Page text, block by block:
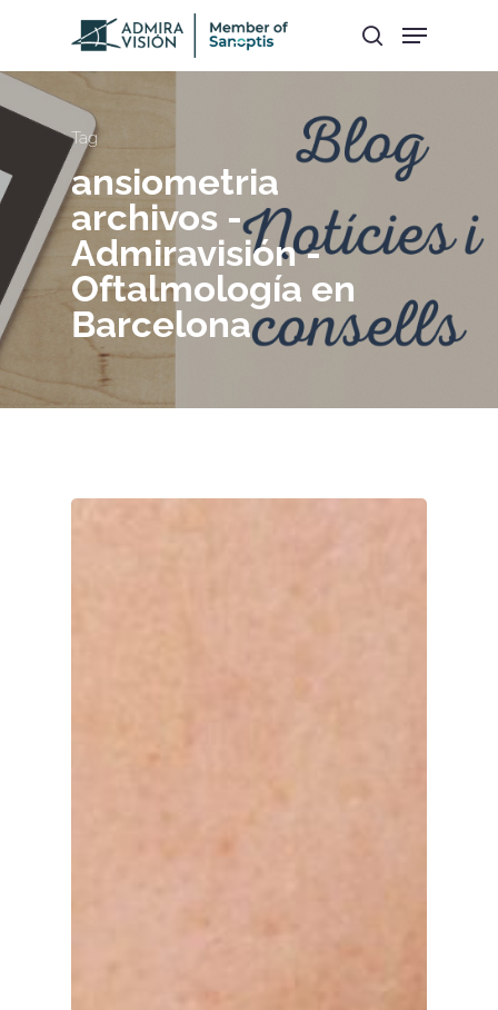
Hit enter to search or ESC to close
Tag
ansiometria
archivos -
Admiravisión -
Oftalmología en
Barcelona